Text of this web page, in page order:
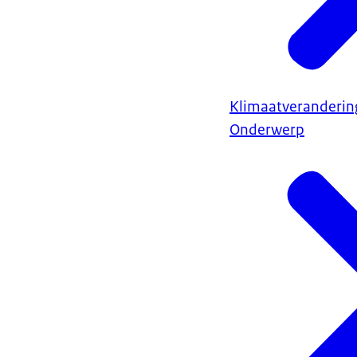
Onderwerp